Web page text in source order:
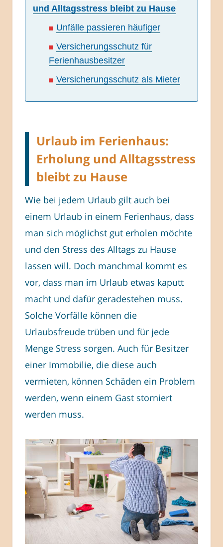
und Alltagsstress bleibt zu Hause
Unfälle passieren häufiger
Versicherungsschutz für
Ferienhausbesitzer
Versicherungsschutz als Mieter
Urlaub im Ferienhaus:
Erholung und Alltagsstress
bleibt zu Hause
Wie bei jedem Urlaub gilt auch bei
einem Urlaub in einem Ferienhaus, dass
man sich möglichst gut erholen möchte
und den Stress des Alltags zu Hause
lassen will. Doch manchmal kommt es
vor, dass man im Urlaub etwas kaputt
macht und dafür geradestehen muss.
Solche Vorfälle können die
Urlaubsfreude trüben und für jede
Menge Stress sorgen. Auch für Besitzer
einer Immobilie, die diese auch
vermieten, können Schäden ein Problem
werden, wenn einem Gast storniert
werden muss.